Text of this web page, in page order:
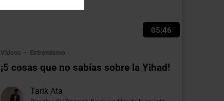
05:46
Videos Extremismo
¡5 cosas que no sabías sobre la Yihad!
Tarik Ata